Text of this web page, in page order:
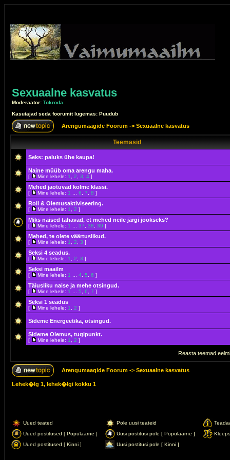
Sexuaalne kasvatus
Moderaator: Tokroda
Kasutajad seda foorumit lugemas: Puudub
Arengumaagide Foorum -> Sexuaalne kasvatus
Teemasid
Seks: paluks ühe kaupa!
Naine müüb oma arengu maha.
[ Mine lehele: 1 2 3 4 ]
Mehed jaotuvad kolme klassi.
[ Mine lehele: 1 6 7 8 ]
Roll & Olemusaktiviseering.
[ Mine lehele: 1 2 ]
Miks naised tahavad, et mehed neile järgi jookseks?
[ Mine lehele: 1 37 38 39 ]
Mehed, te olete väärtuslikud.
[ Mine lehele: 1 2 3 ]
Seksi 4 seadus.
[ Mine lehele: 1 2 3 ]
Seksi maailm
[ Mine lehele: 1 4 5 6 ]
Täiusliku naise ja mehe otsingud.
[ Mine lehele: 1 5 6 7 ]
Seksi 1 seadus
[ Mine lehele: 1 2 ]
Sideme Energeetika, otsingud.
Sideme Olemus, tugipunkt.
[ Mine lehele: 1 2 ]
Reasta teemad
Arengumaagide Foorum -> Sexuaalne kasvatus
Lehek�lg 1, lehek�lgi kokku 1
Uued teated Pole uusi teateid
Uued postitused [ Populaarne ]
Uusi postitusi pole [ Populaarne ]
Kleeps
Uued postitused [ Kinni ]
Uusi postitusi pole [ Kinni ]